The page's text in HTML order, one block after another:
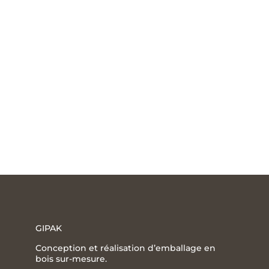
GIPAK
Conception et réalisation d’emballage en
bois sur-mesure.